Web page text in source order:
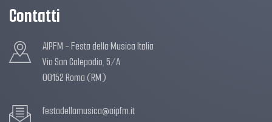
Contatti
AIPFM - Festa della Musica Italia
Via San Calepodio, 5/A
00152 Roma (RM)
festadellamusica@aipfm.it